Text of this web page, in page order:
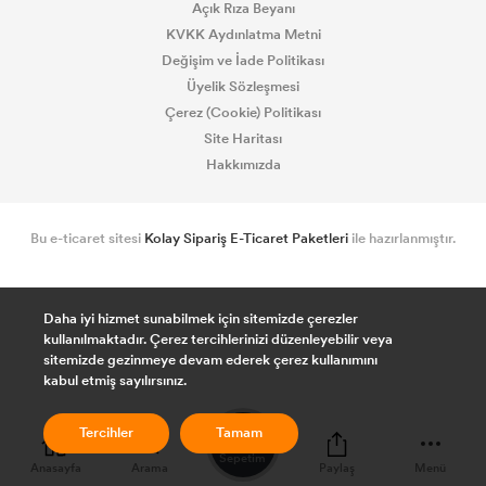
Anasayfa Arama
Sepetim
Paylaş Menü
Açık Rıza Beyanı
KVKK Aydınlatma Metni
Değişim ve İade Politikası
Üyelik Sözleşmesi
Çerez (Cookie) Politikası
Site Haritası
Hakkımızda
Bu e-ticaret sitesi Kolay Sipariş E-Ticaret Paketleri ile hazırlanmıştır.
Daha iyi hizmet sunabilmek için sitemizde çerezler
kullanılmaktadır. Çerez tercihlerinizi düzenleyebilir veya
sitemizde gezinmeye devam ederek çerez kullanımını
kabul etmiş sayılırsınız.
Tercihler Tamam